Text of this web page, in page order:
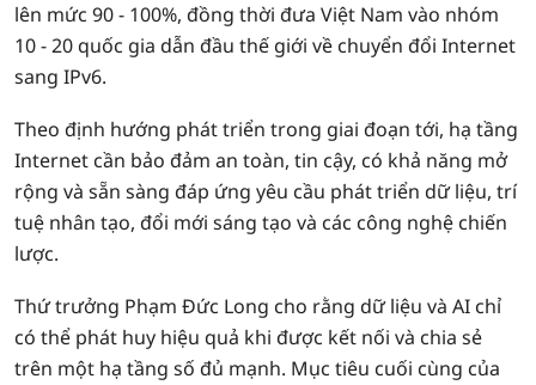
lên mức 90 - 100%, đồng thời đưa Việt Nam vào nhóm
10 - 20 quốc gia dẫn đầu thế giới về chuyển đổi Internet
sang IPv6.
Theo định hướng phát triển trong giai đoạn tới, hạ tầng
Internet cần bảo đảm an toàn, tin cậy, có khả năng mở
rộng và sẵn sàng đáp ứng yêu cầu phát triển dữ liệu, trí
tuệ nhân tạo, đổi mới sáng tạo và các công nghệ chiến
lược.
Thứ trưởng Phạm Đức Long cho rằng dữ liệu và AI chỉ
có thể phát huy hiệu quả khi được kết nối và chia sẻ
trên một hạ tầng số đủ mạnh. Mục tiêu cuối cùng của